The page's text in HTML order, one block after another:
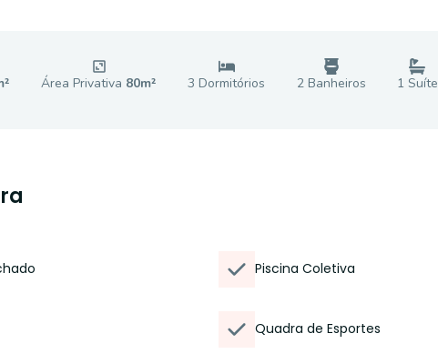
Área Privativa 80m² 3 Dormitórios 2Banheiros 1 Suíte
Piscina Coletiva
Quadra de Esportes